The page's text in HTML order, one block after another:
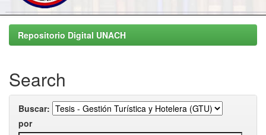
Skip
navigationRepositorio Digital UNACH
Search
Buscar:
por